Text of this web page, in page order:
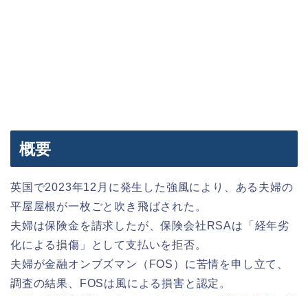
概要
英国で2023年12月に発生した強風により、ある夫婦の
平屋屋根が一枚ごと吹き飛ばされた。
夫婦は保険金を請求したが、保険会社RSAは「経年劣
化による損傷」として支払いを拒否。
夫婦が金融オンブズマン（FOS）に苦情を申し立て、
調査の結果、FOSは風による損害と認定。